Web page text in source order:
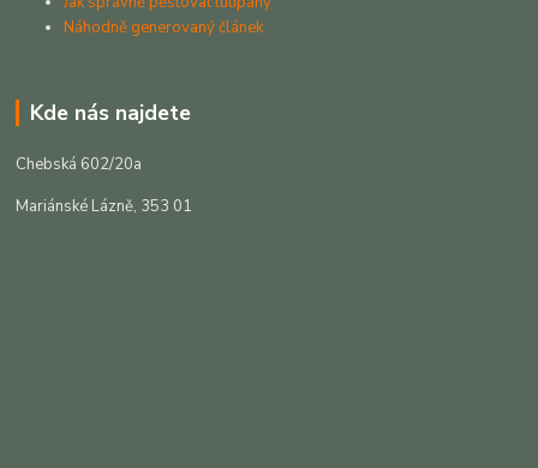
Náhodně generovaný článek
Kde nás najdete
Chebská 602/20a
Mariánské Lázně, 353 01